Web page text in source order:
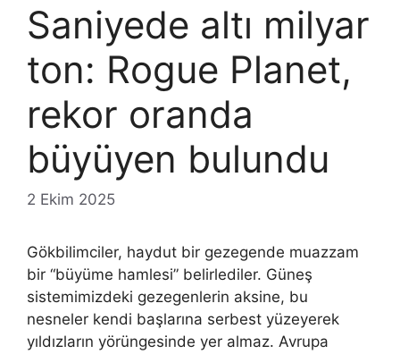
Saniyede altı milyar
ton: Rogue Planet,
rekor oranda
büyüyen bulundu
2 Ekim 2025
Gökbilimciler, haydut bir gezegende muazzam
bir “büyüme hamlesi” belirlediler. Güneş
sistemimizdeki gezegenlerin aksine, bu
nesneler kendi başlarına serbest yüzeyerek
yıldızların yörüngesinde yer almaz. Avrupa